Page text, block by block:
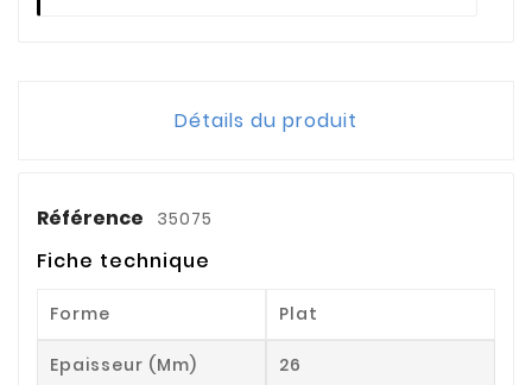
Détails du produit
Référence 35075
Fiche technique
Forme Plat
Epaisseur (mm) 26